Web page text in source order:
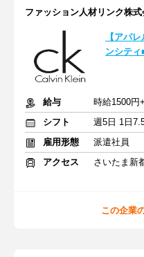
ファッション人材リンク株式
【アパ
ンシテ
給与
時給1500円
シフト
週5日 1日
雇用形態
派遣社員
アクセス
さいたま新
この企業